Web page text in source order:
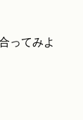
ってみよ